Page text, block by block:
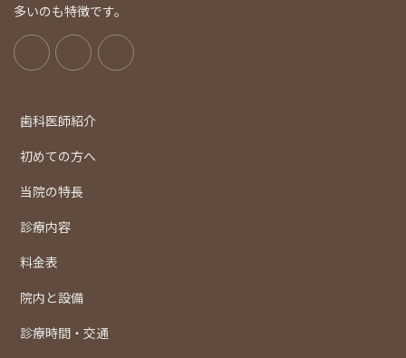
多いのも特徴です。
歯科医師紹介
初めての方へ
当院の特長
診療内容
料金表
院内と設備
診療時間・交通